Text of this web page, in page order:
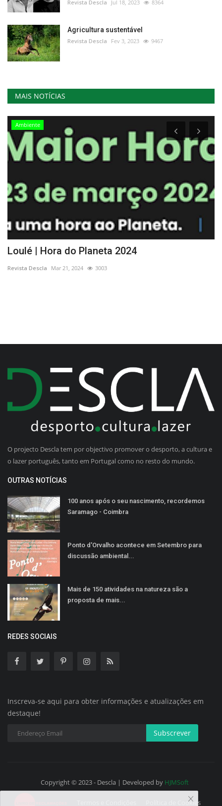
Revista Descla Jul 18, 2023 8364
Agricultura sustentável
Revista Descla Fev 3, 2023 9467
MAIS NOTÍCIAS
Ambiente
Loulé | Hora do Planeta 2024
Revista Descla Mar 21, 2024 3003
O projecto Descla tem por objectivo promover o desporto, a cultura e
o lazer português, tanto em Portugal como no resto do mundo.
OUTRAS NOTÍCIAS
100 anos após o seu nascimento, recordemos
Saramago - Coimbra
Ponto d'Orvalho acontece em Setembro para
discussão ambiental...
Mais de 150 atividades na natureza são a
proposta de mais...
REDES SOCIAIS
Inscreva-se aqui para obter informações e atualizações em
destaque!
Subscrever
Copyright © 2023 - Descla | Developed by HJMSoft
Política de Cookies